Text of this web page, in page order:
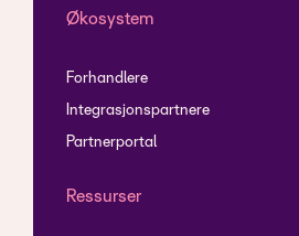
Økosystem
Forhandlere
Integrasjonspartnere
Partnerportal
Ressurser